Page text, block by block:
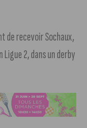
de recevoir Sochaux,
2, dans un derby